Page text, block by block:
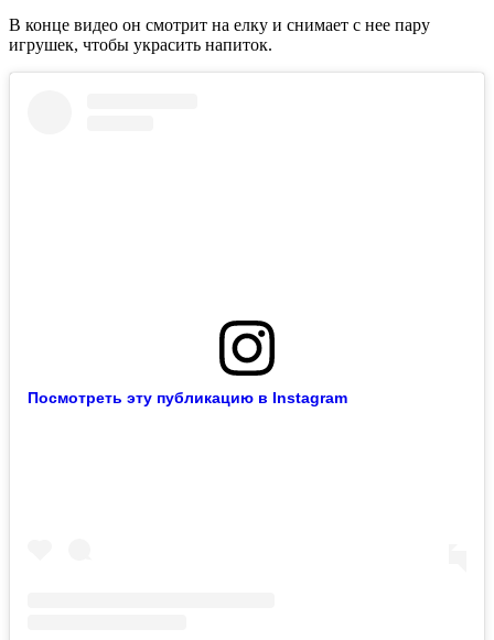
В конце видео он смотрит на елку и снимает с нее пару
игрушек, чтобы украсить напиток.
Посмотреть эту публикацию в Instagram